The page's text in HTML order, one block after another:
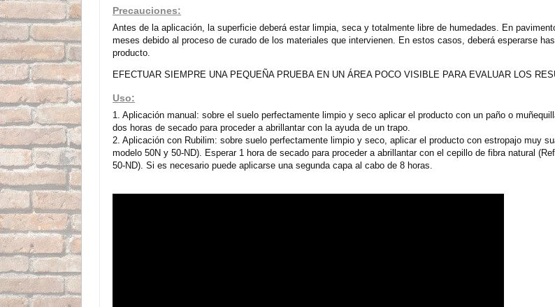
Precauciones:
Antes de la aplicación, la superficie deberá estar limpia, seca y totalmente libre de humedades. En
meses debido al proceso de curado de los materiales que intervienen. En estos casos, deberá esperarse
producto.
EFECTUAR SIEMPRE UNA PEQUEÑA PRUEBA EN UN ÁREA POCO VISIBLE PARA EVALUAR LOS
Uso:
1. Aplicación manual: sobre el suelo perfectamente limpio y seco aplicar el producto con un paño o
dos horas de secado para proceder a abrillantar con la ayuda de un trapo.
2. Aplicación con Rubilim: sobre suelo perfectamente limpio y seco, aplicar el producto con estropajo muy
modelo 50N y 50-ND). Esperar 1 hora de secado para proceder a abrillantar con el cepillo de fibra natural
50-ND). Si es necesario puede aplicarse una segunda capa al cabo de 8 horas.